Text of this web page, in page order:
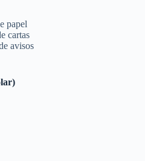
papel
cartas
avisos